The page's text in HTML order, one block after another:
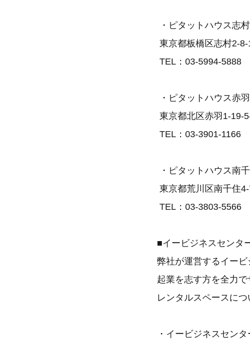
・ピタットハウス志
東京都板橋区志村2-
TEL：03-5994-5888
・ピタットハウス赤
東京都北区赤羽1-19-
TEL：03-3901-1166
・ピタットハウス南
東京都荒川区南千住
TEL：03-3803-5566
■イービジネスセンタ
弊社が運営するイー
起業を志す方を全力
レンタルスペースにつ
・イービジネスセン